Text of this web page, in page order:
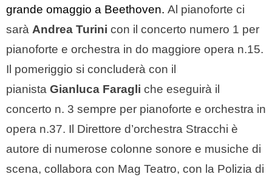
grande omaggio a Beethoven. Al pianoforte ci
sarà Andrea Turini con il concerto numero 1 per
pianoforte e orchestra in do maggiore opera n.15.
Il pomeriggio si concluderà con il
pianista Gianluca Faragli che eseguirà il
concerto n. 3 sempre per pianoforte e orchestra in
opera n.37. Il Direttore d’orchestra Stracchi è
autore di numerose colonne sonore e musiche di
scena, collabora con Mag Teatro, con la Polizia di